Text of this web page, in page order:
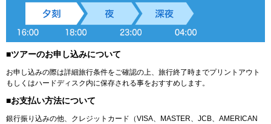
■ツアーのお申し込みについて
お申し込みの際は詳細旅行条件をご確認の上、旅行終了時までプリントアウト
もしくはハードディスク内に保存される事をおすすめします。
■お支払い方法について
銀行振り込みの他、クレジットカード（VISA、MASTER、JCB、AMERICAN